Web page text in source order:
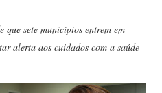
sete municípios entrem em
alerta aos cuidados com a saúde